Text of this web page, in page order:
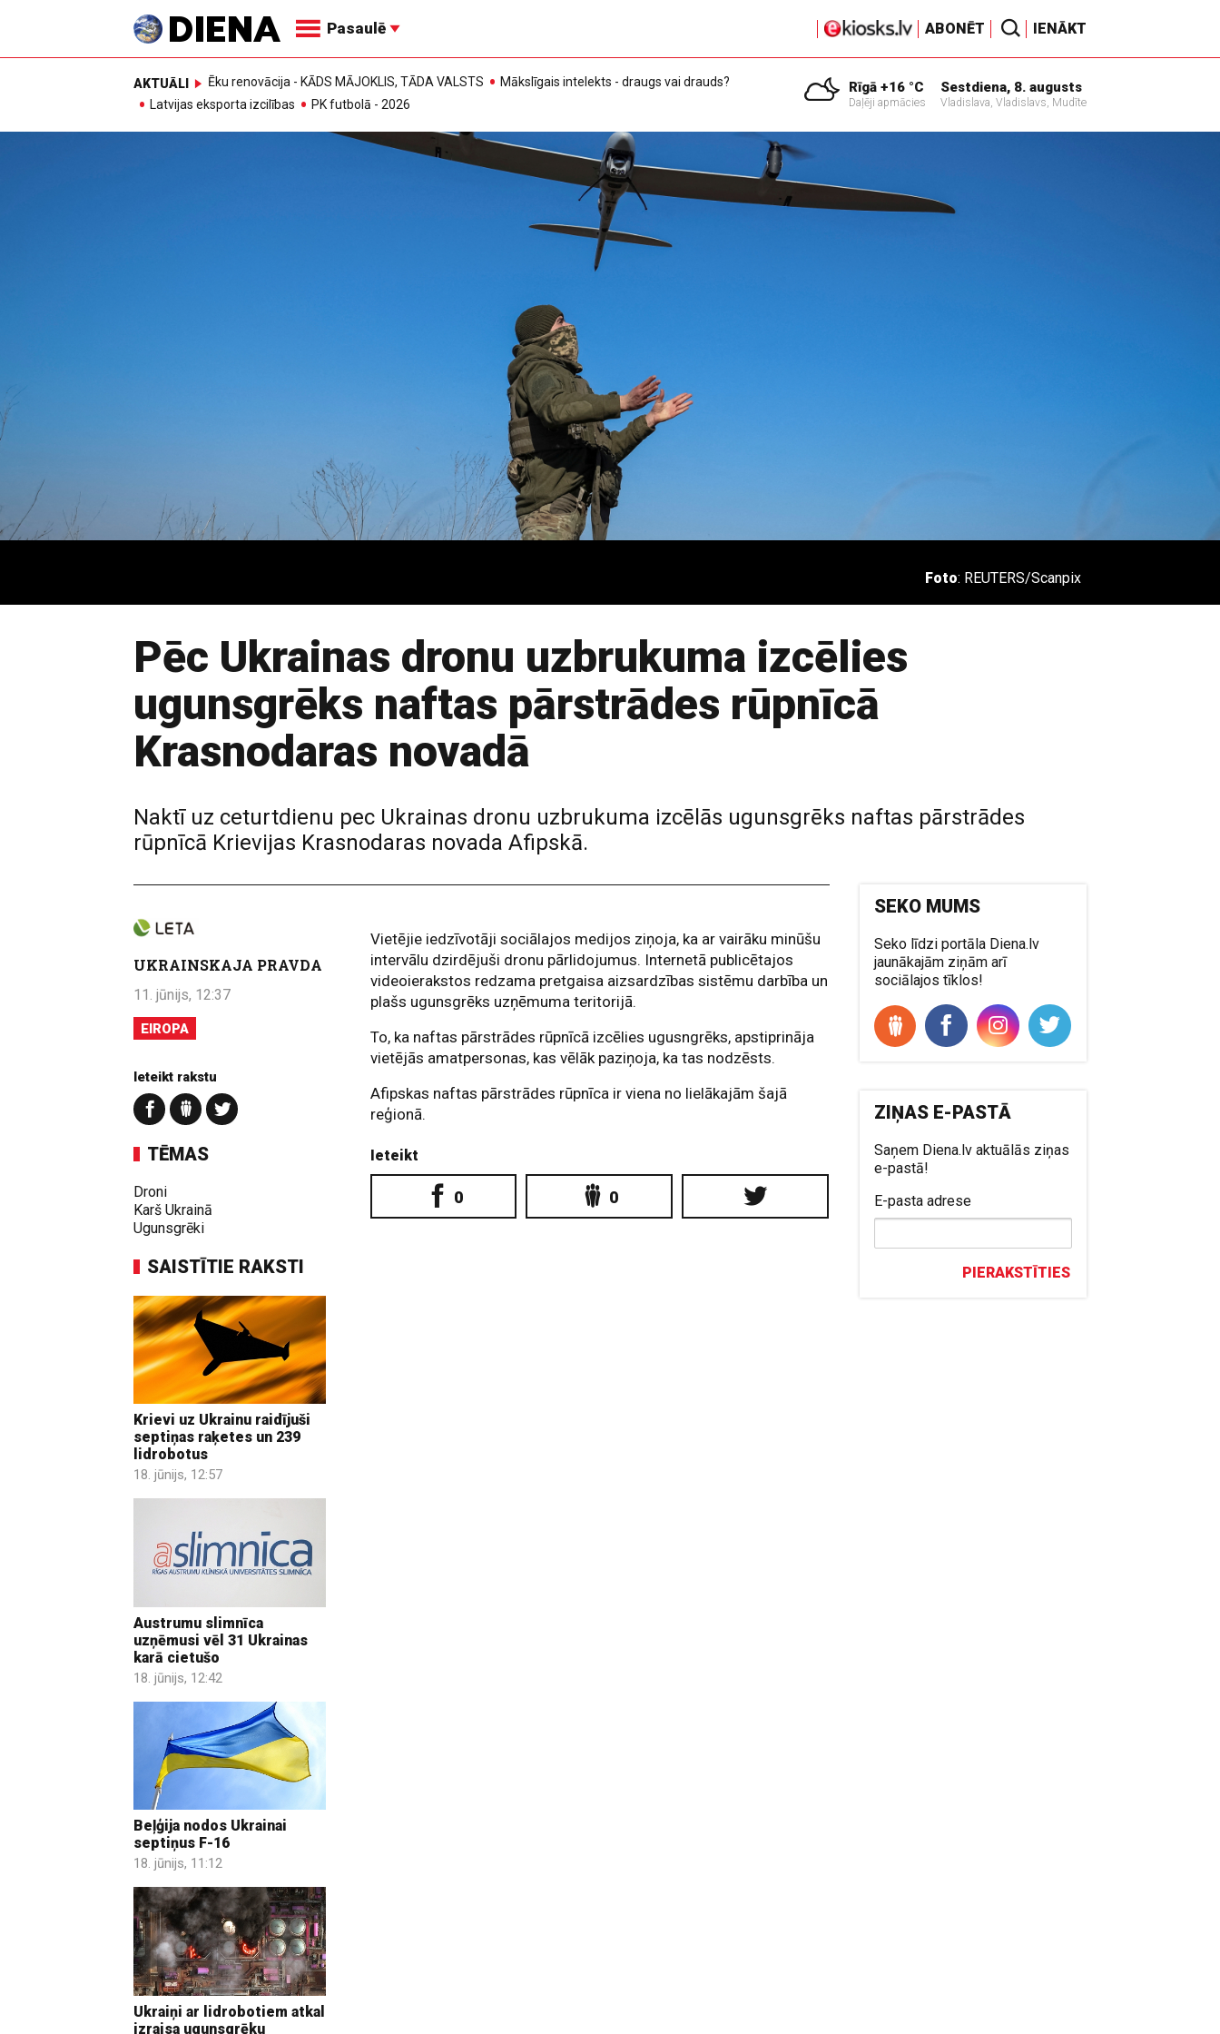
Pasaulē ABONĒT IENĀKT
AKTUĀLI Ēku renovācija - KĀDS MĀJOKLIS, TĀDA VALSTS
Mākslīgais intelekts - draugs vai drauds?
Latvijas eksporta izcilības
PK futbolā - 2026
Rīgā +16 °C
Daļēji apmācies
Sestdiena, 8. augusts
Vladislava, Vladislavs, Mudīte
Foto: REUTERS/Scanpix
Pēc Ukrainas dronu uzbrukuma izcēlies
ugunsgrēks naftas pārstrādes rūpnīcā
Krasnodaras novadā
Naktī uz ceturtdienu pec Ukrainas dronu uzbrukuma izcēlās ugunsgrēks naftas pārstrādes
rūpnīcā Krievijas Krasnodaras novada Afipskā.
UKRAINSKAJA PRAVDA
11. jūnijs, 12:37
EIROPA
Ieteikt rakstu
TĒMAS
Droni
Karš Ukrainā
Ugunsgrēki
SAISTĪTIE RAKSTI
Krievi uz Ukrainu raidījuši
septiņas raķetes un 239
lidrobotus
18. jūnijs, 12:57
Austrumu slimnīca
uzņēmusi vēl 31 Ukrainas
karā cietušo
18. jūnijs, 12:42
Beļģija nodos Ukrainai
septiņus F-16
18. jūnijs, 11:12
Ukraiņi ar lidrobotiem atkal
izraisa ugunsgrēku
Vietējie iedzīvotāji sociālajos medijos ziņoja, ka ar vairāku minūšu
intervālu dzirdējuši dronu pārlidojumus. Internetā publicētajos
videoierakstos redzama pretgaisa aizsardzības sistēmu darbība un
plašs ugunsgrēks uzņēmuma teritorijā.
To, ka naftas pārstrādes rūpnīcā izcēlies ugusngrēks, apstiprināja
vietējās amatpersonas, kas vēlāk paziņoja, ka tas nodzēsts.
Afipskas naftas pārstrādes rūpnīca ir viena no lielākajām šajā
reģionā.
Ieteikt
0 0
SEKO MUMS
Seko līdzi portāla Diena.lv
jaunākajām ziņām arī
sociālajos tīklos!
ZIŅAS E-PASTĀ
Saņem Diena.lv aktuālās ziņas
e-pastā!
E-pasta adrese
PIERAKSTĪTIES